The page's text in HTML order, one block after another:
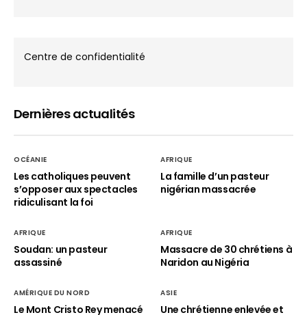
Centre de confidentialité
Dernières actualités
OCÉANIE
Les catholiques peuvent
s’opposer aux spectacles
ridiculisant la foi
AFRIQUE
La famille d’un pasteur
nigérian massacrée
AFRIQUE
Soudan: un pasteur
assassiné
AFRIQUE
Massacre de 30 chrétiens à
Naridon au Nigéria
AMÉRIQUE DU NORD
Le Mont Cristo Rey menacé
ASIE
Une chrétienne enlevée et